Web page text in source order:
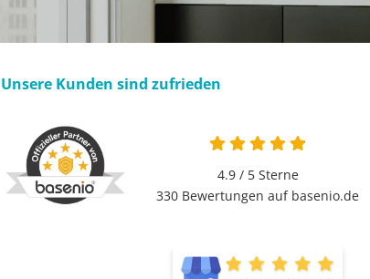
Unsere Kunden sind zufrieden
4.9 / 5Sterne
330 Bewertungen auf basenio.de